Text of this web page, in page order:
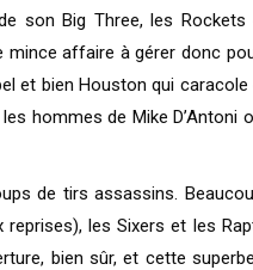
son Big Three, les Rockets
mince affaire à gérer donc
et bien Houston qui
hommes de Mike D’Antoni
de tirs assassins.
les Sixers et les
bien sûr, et cette